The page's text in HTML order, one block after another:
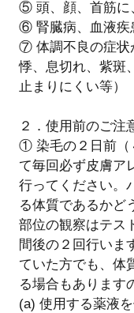
⑤ 頭、顔、首筋に
⑥ 腎臓病、血液疾
⑦ 体調不良の症状
悸、息切れ、紫斑
止まりにくい等）
２．使用前のご注
① 染毛の２日前（
て毎回必ず皮膚ア
行ってください。
る体質であるかど
部位の観察はテス
間後の２回行いま
ていた方でも、体
る場合もあります
(a) 使用する薬液